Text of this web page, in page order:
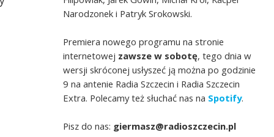
Narodzonek i Patryk Srokowski.
Premiera nowego programu na stronie
internetowej zawsze w sobotę, tego dnia w
wersji skróconej usłyszeć ją można po godzinie
9 na antenie Radia Szczecin i Radia Szczecin
Extra. Polecamy też słuchać nas na Spotify.
Pisz do nas: giermasz@radioszczecin.pl